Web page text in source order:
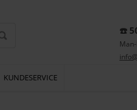
☎️
KUNDESERVICE